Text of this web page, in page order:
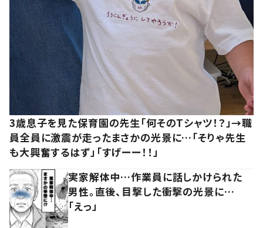
3歳息子を見た保育園の先生「何そのTシャツ！？」→職
員全員に激震が走ったまさかの光景に…「そりゃ先生
も大興奮するはず」「すげーー！！」
実家解体中…作業員に話しかけられた
男性。直後、目撃した衝撃の光景に…
「えっ」